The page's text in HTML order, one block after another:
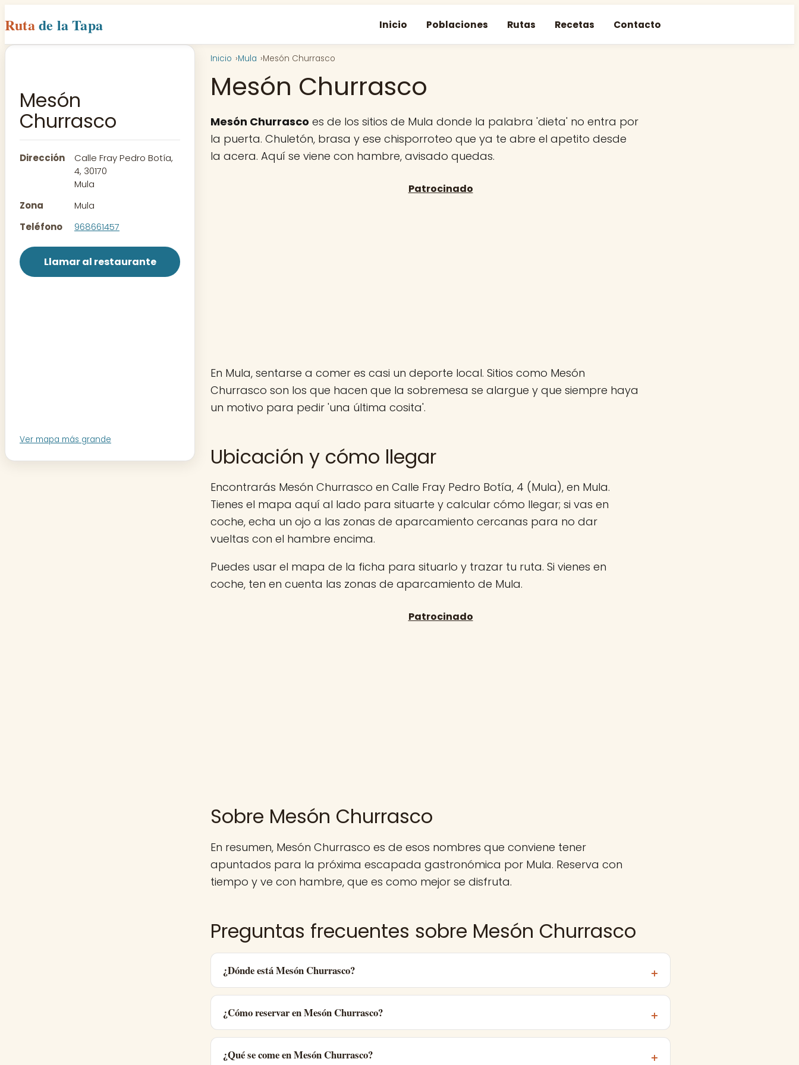
Rutade la Tapa Inicio Poblaciones Rutas Recetas Contacto
Mesón
Churrasco
Dirección
Calle Fray Pedro Botía,
4, 30170
Mula
Zona
Mula
Teléfono
968661457
Llamar al restaurante
Ver mapa más grande
Inicio Mula Mesón Churrasco
Mesón Churrasco
Mesón Churrasco es de los sitios de Mula donde la palabra 'dieta' no entra por
la puerta. Chuletón, brasa y ese chisporroteo que ya te abre el apetito desde
la acera. Aquí se viene con hambre, avisado quedas.
En Mula, sentarse a comer es casi un deporte local. Sitios como Mesón
Churrasco son los que hacen que la sobremesa se alargue y que siempre haya
un motivo para pedir 'una última cosita'.
Ubicación y cómo llegar
Encontrarás Mesón Churrasco en Calle Fray Pedro Botía, 4 (Mula), en Mula.
Tienes el mapa aquí al lado para situarte y calcular cómo llegar; si vas en
coche, echa un ojo a las zonas de aparcamiento cercanas para no dar
vueltas con el hambre encima.
Puedes usar el mapa de la ficha para situarlo y trazar tu ruta. Si vienes en
coche, ten en cuenta las zonas de aparcamiento de Mula.
Sobre Mesón Churrasco
En resumen, Mesón Churrasco es de esos nombres que conviene tener
apuntados para la próxima escapada gastronómica por Mula. Reserva con
tiempo y ve con hambre, que es como mejor se disfruta.
Preguntas frecuentes sobre Mesón Churrasco
¿Dónde está Mesón Churrasco?
¿Cómo reservar en Mesón Churrasco?
¿Qué se come en Mesón Churrasco?